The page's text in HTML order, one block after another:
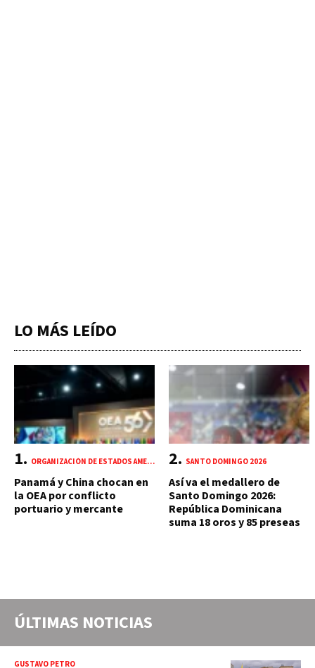
LO MÁS LEÍDO
ORGANIZACIÓN DE ESTADOS AMERICANOS (OEA)
Panamá y China chocan en
la OEA por conflicto
portuario y mercante
SANTO DOMINGO 2026
Así va el medallero de
Santo Domingo 2026:
República Dominicana
suma 18 oros y 85 preseas
ÚLTIMAS NOTICIAS
GUSTAVO PETRO